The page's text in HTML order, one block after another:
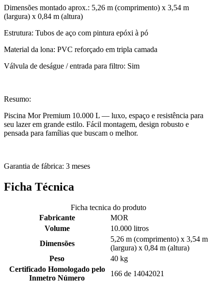
Dimensões montado aprox.: 5,26 m (comprimento) x 3,54 m
(largura) x 0,84 m (altura)
Estrutura: Tubos de aço com pintura epóxi à pó
Material da lona: PVC reforçado em tripla camada
Válvula de deságue / entrada para filtro: Sim
Resumo:
Piscina Mor Premium 10.000 L — luxo, espaço e resistência para
seu lazer em grande estilo. Fácil montagem, design robusto e
pensada para famílias que buscam o melhor.
Garantia de fábrica: 3 meses
Ficha Técnica
Ficha tecnica do produto
Fabricante
MOR
Volume
10.000 litros
Dimensões
5,26 m (comprimento) x 3,54 m
(largura) x 0,84 m (altura)
Peso
40 kg
Certificado Homologado pelo
Inmetro Número
166 de 14042021